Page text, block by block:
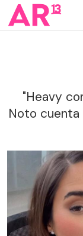
"Heavy
Noto cuenta